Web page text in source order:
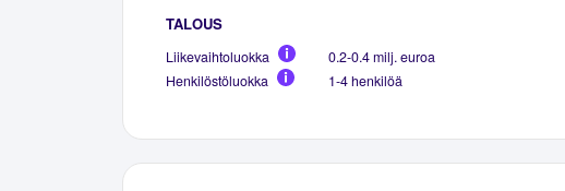
TALOUS
Liikevaihtoluokka
0.2-0.4 milj. euroa
Henkilöstöluokka
1-4 henkilöä